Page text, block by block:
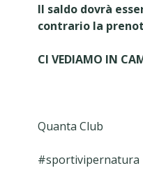
Il saldo dovrà
contrario la
CI VEDIAMO IN
Quanta Club
#sportivipernatura